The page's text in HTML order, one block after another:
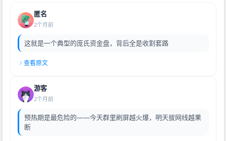
匿名
2个月前
这就是一个典型的庞氏资金盘，背后全是收割套路
查看原文
游客
2个月前
预热期是最危险的——今天群里刷屏越火爆，明天拔网线越果
断